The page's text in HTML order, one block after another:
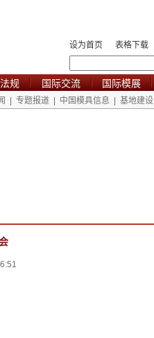
设为首页 表格下载
规 国际交流 国际模展
专题报道 中国模具信息 基地建设